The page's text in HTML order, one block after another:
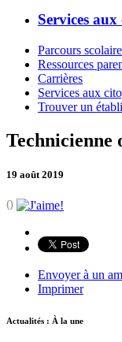
Services aux
Parcours
Ressources
Carrières
Services aux
Trouver un
Technicienne
19 août 2019
0
Envoyer à un
Imprimer
Actualités : À la une